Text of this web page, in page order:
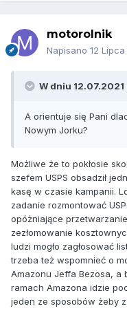
motorolnik
Napisano 12 Lipca
W dniu
A orientuje się Pani
Nowym Jorku?
Możliwe że to pokłosie
szefem USPS obsadził
kasę w czasie kampanii.
zadanie rozmontować
opóżniające
zezłomowanie
ludzi mogło zagłosować
trzeba też wspomnieć o
Amazonu Jeffa Bezosa, a
ramach Amazona idzie
jeden ze sposobów żeby